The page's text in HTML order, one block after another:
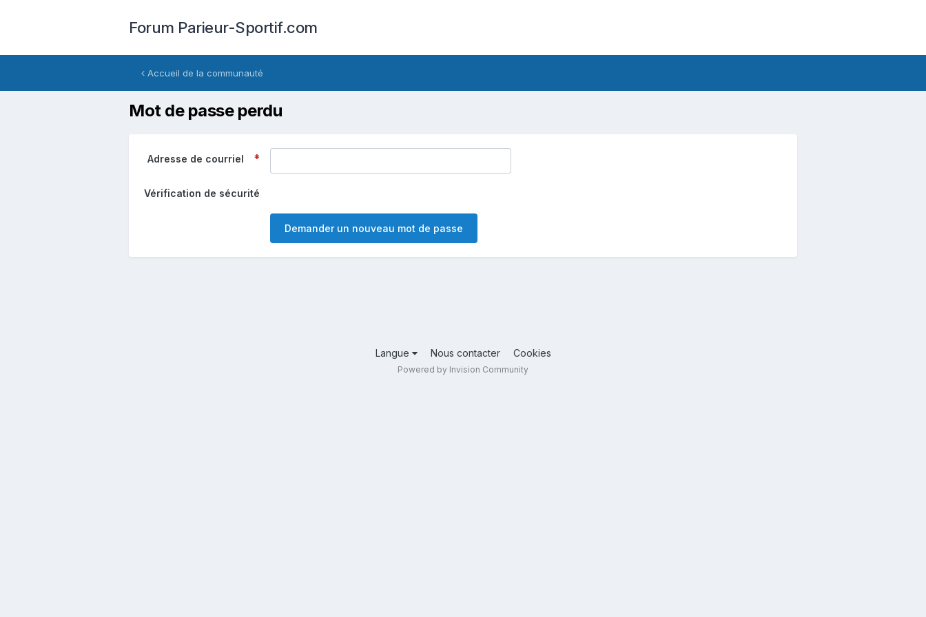
Forum Parieur-Sportif.com
Accueil de la communauté
Mot de passe perdu
Adresse de courriel
Vérification de sécurité
Demander un nouveau mot de passe
Langue Nous contacter Cookies
Powered by Invision Community